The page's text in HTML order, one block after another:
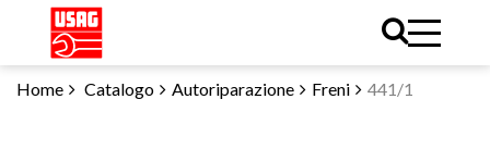
Home Catalogo Autoriparazione Freni 441/1